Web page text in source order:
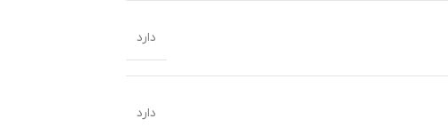
دارد
دارد